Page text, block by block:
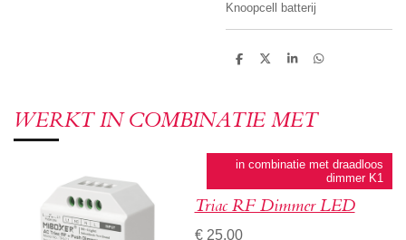
Knoopcell batterij
D
D
S
D
WERKT IN COMBINATIE MET
in combinatie met draadloos
dimmer K1
Triac RF Dimmer LED
€ 25,00